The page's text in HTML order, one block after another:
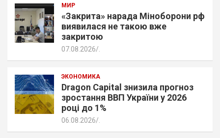
МИР
«Закрита» нарада Міноборони рф
виявилася не такою вже
закритою
07.08.2026
ЭКОНОМИКА
Dragon Capital знизила прогноз
зростання ВВП України у 2026
році до 1%
06.08.2026